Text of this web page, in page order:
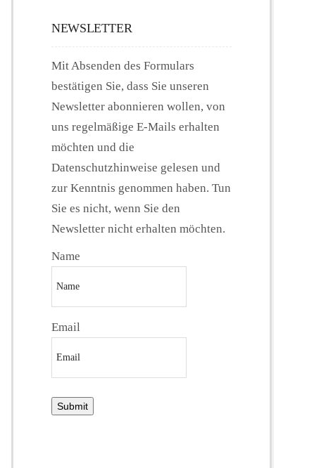
NEWSLETTER
Mit Absenden des Formulars
bestätigen Sie, dass Sie unseren
Newsletter abonnieren wollen, von
uns regelmäßige E-Mails erhalten
möchten und die
Datenschutzhinweise gelesen und
zur Kenntnis genommen haben. Tun
Sie es nicht, wenn Sie den
Newsletter nicht erhalten möchten.
Name
Email